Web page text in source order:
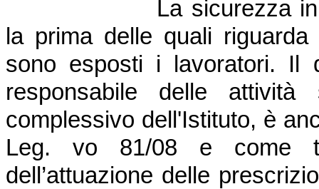
La sicurezza
la prima delle quali
sono esposti i lavoratori. Il
responsabile delle attività
complessivo dell'Istituto, è
Leg. vo 81/08 e come
dell’attuazione delle